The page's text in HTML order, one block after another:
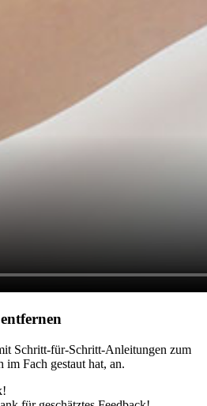
Schritt-für-Schritt-Anleitungen zum
im Fach gestaut hat, an.